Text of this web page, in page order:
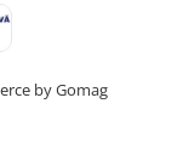
by Gomag